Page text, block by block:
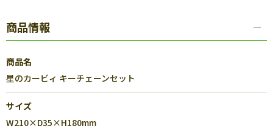
商品情報
商品名
星のカービィ キーチェーンセット
サイズ
W210×D35×H180mm